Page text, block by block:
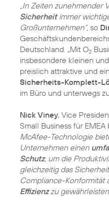
„In Zeiten zunehmender
Sicherheitimmer
Großunternehmen“, so
Deutschland. „Mit O2
insbesondere kleinen
preislich attraktive und
Sicherheits-Komplett-
im Büro und unterwegs
Nick Viney, Vice
Small Business für
McAfee-Technologie
Unternehmen einen
Schutz, um die
gleichzeitig das
Compliance-Konformität
Effizienzzu